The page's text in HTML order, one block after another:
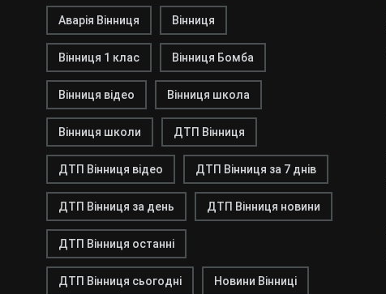
Аварія Вінниця Вінниця
Вінниця 1 клас Вінниця Бомба
Вінниця відео Вінниця школа
Вінниця школи ДТП Вінниця
ДТП Вінниця відео ДТП Вінниця за 7 днів
ДТП Вінниця за день ДТП Вінниця новини
ДТП Вінниця останні
ДТП Вінниця сьогодні Новини Вінниці